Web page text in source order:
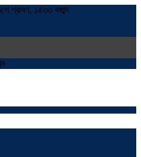
শ্রাবণ, ১৪৩৩ বঙ্গাব্দ